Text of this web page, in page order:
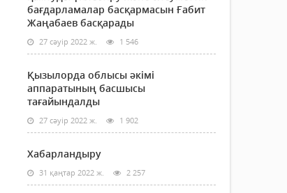
бағдарламалар басқармасын Ғабит
Жаңабаев басқарады
27 сәуір 2022 ж. 1 546
Қызылорда облысы әкімі
аппаратының басшысы
тағайындалды
27 сәуір 2022 ж. 1 902
Хабарландыру
31 қаңтар 2022 ж. 2 257